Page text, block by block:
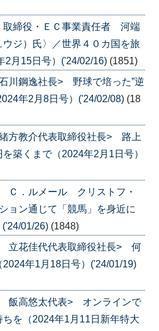
締役・ＥＣ事業責任者 河端
ジ）氏〉／世界４０カ国を旅
2月15日号）('24/02/16) (1851)
川鋼逸社長> 野球で培った”逆
年2月8日号）('24/02/08) (18
方教介代表取締役社長> 路上
築くまで（2024年2月1日号）
．ルメール クリストフ・
ョン通じて「競馬」を身近に
('24/01/26) (1848)
立花佳代代表取締役社長> 何
年1月18日号）('24/01/19)
飯高悠太代表> オンラインで
ちを（2024年1月11日新年特大